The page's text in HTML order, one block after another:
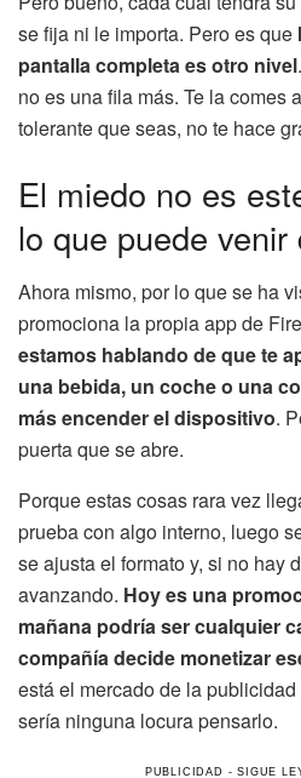
se fija ni le importa. Pero es que
pantalla completa es otro nivel
no es una fila más. Te la comes
tolerante que seas, no te hace
El miedo no es
lo que puede venir
Ahora mismo, por lo que se ha
promociona la propia app de
estamos hablando de que te
una bebida, un coche o una
más encender el dispositivo.
puerta que se abre.
Porque estas cosas rara vez
prueba con algo interno, luego
se ajusta el formato y, si no hay
avanzando. Hoy es una
mañana podría ser cualquier
compañía decide monetizar
está el mercado de la
sería ninguna locura pensarlo.